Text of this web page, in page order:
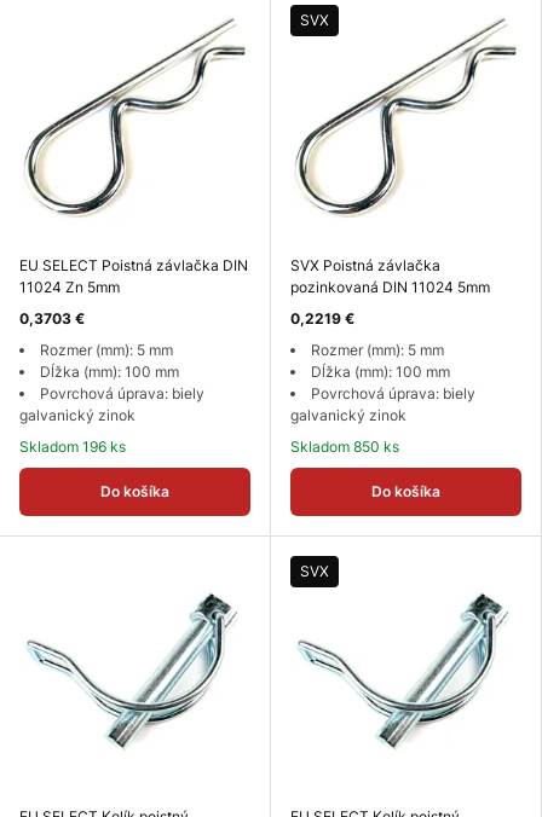
EU SELECT Poistná závlačka DIN
11024 Zn 5mm
0,3703 €
Rozmer (mm): 5 mm
Dĺžka (mm): 100 mm
Povrchová úprava: biely
galvanický zinok
Skladom 196 ks
Do košíka
SVX
SVX Poistná závlačka
pozinkovaná DIN 11024 5mm
0,2219 €
Rozmer (mm): 5 mm
Dĺžka (mm): 100 mm
Povrchová úprava: biely
galvanický zinok
Skladom 850 ks
Do košíka
SVX